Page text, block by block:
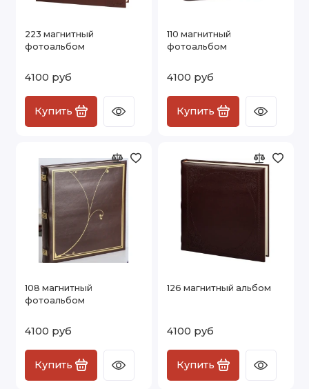
223 магнитный
фотоальбом
4100 руб
Купить
110 магнитный
фотоальбом
4100 руб
Купить
108 магнитный
фотоальбом
4100 руб
Купить
126 магнитный альбом
4100 руб
Купить